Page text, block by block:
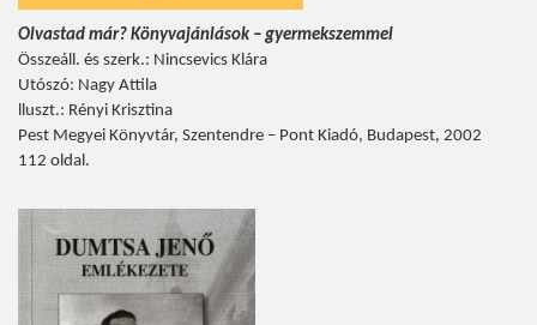
Olvastad már? Könyvajánlások – gyermekszemmel
Összeáll. és szerk.: Nincsevics Klára
Utószó: Nagy Attila
lluszt.: Rényi Krisztina
Pest Megyei Könyvtár, Szentendre – Pont Kiadó, Budapest, 2002
112 oldal.